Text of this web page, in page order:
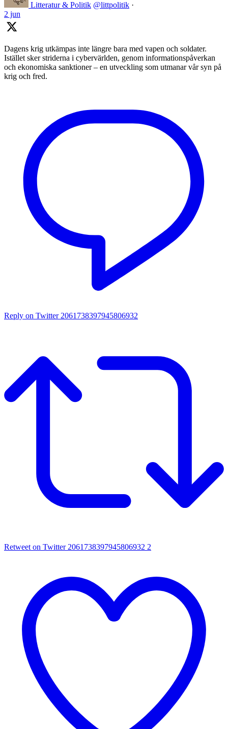
Litteratur & Politik @littpolitik ·
2 jun
Dagens krig utkämpas inte längre bara med vapen och soldater.
Istället sker striderna i cybervärlden, genom informationspåverkan
och ekonomiska sanktioner – en utveckling som utmanar vår syn på
krig och fred.
Reply on Twitter 2061738397945806932
Retweet on Twitter 2061738397945806932 2